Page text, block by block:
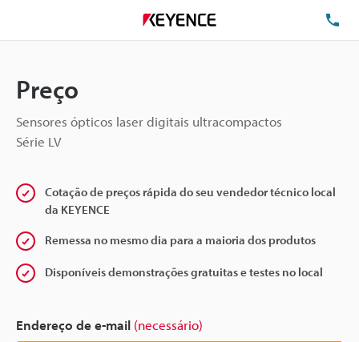
Preço
Sensores ópticos laser digitais ultracompactos
Série LV
Cotação de preços rápida do seu vendedor técnico local
da KEYENCE
Remessa no mesmo dia para a maioria dos produtos
Disponíveis demonstrações gratuitas e testes no local
Endereço de e-mail (necessário)